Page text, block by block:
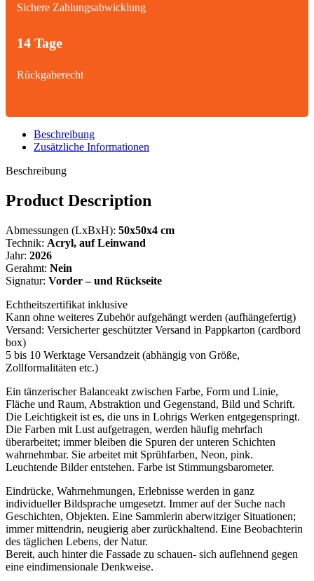
Sichere Zahlungsabwicklung
14 Tage
Rückgaberecht
Beschreibung
Zusätzliche Informationen
Beschreibung
Product Description
Abmessungen (LxBxH): 50x50x4 cm
Technik: Acryl, auf Leinwand
Jahr: 2026
Gerahmt: Nein
Signatur: Vorder – und Rückseite
Echtheitszertifikat inklusive
Kann ohne weiteres Zubehör aufgehängt werden (aufhängefertig)
Versand: Versicherter geschützter Versand in Pappkarton (cardbord
box)
5 bis 10 Werktage Versandzeit (abhängig von Größe,
Zollformalitäten etc.)
Ein tänzerischer Balanceakt zwischen Farbe, Form und Linie,
Fläche und Raum, Abstraktion und Gegenstand, Bild und Schrift.
Die Leichtigkeit ist es, die uns in Lohrigs Werken entgegenspringt.
Die Farben mit Lust aufgetragen, werden häufig mehrfach
überarbeitet; immer bleiben die Spuren der unteren Schichten
wahrnehmbar. Sie arbeitet mit Sprühfarben, Neon, pink.
Leuchtende Bilder entstehen. Farbe ist Stimmungsbarometer.
Eindrücke, Wahrnehmungen, Erlebnisse werden in ganz
individueller Bildsprache umgesetzt. Immer auf der Suche nach
Geschichten, Objekten. Eine Sammlerin aberwitziger Situationen;
immer mittendrin, neugierig aber zurückhaltend. Eine Beobachterin
des täglichen Lebens, der Natur.
Bereit, auch hinter die Fassade zu schauen- sich auflehnend gegen
eine eindimensionale Denkweise.